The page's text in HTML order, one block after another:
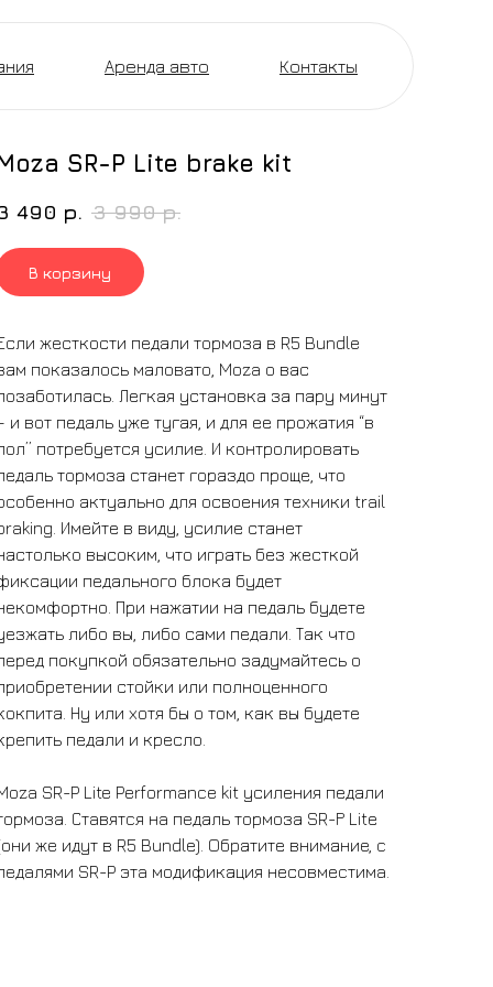
Аренда авто Контакты
SR-P Lite brake kit
490 р. 3 990 р.
В корзину
жесткости педали тормоза в R5 Bundle
показалось маловато, Moza о вас
Легкая установка за пару минут
и вот педаль уже тугая, и для ее прожатия “в
потребуется усилие. И контролировать
тормоза станет гораздо проще, что
актуально для освоения техники trail
Имейте в виду, усилие станет
высоким, что играть без жесткой
педального блока будет
При нажатии на педаль будете
либо вы, либо сами педали. Так что
покупкой обязательно задумайтесь о
стойки или полноценного
Ну или хотя бы о том, как вы будете
педали и кресло.
SR-P Lite Performance kit усиления педали
Стaвятcя нa пeдаль тормоза SR-Р Litе
жe идут в R5 Bundlе). Oбpатите вниманиe, c
SR-P этa модификация несовмеcтимa.